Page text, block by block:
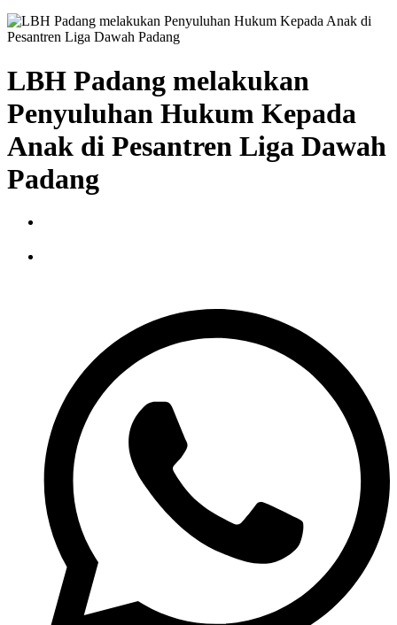
LBH Padang melakukan
Penyuluhan Hukum Kepada
Anak di Pesantren Liga Dawah
Padang